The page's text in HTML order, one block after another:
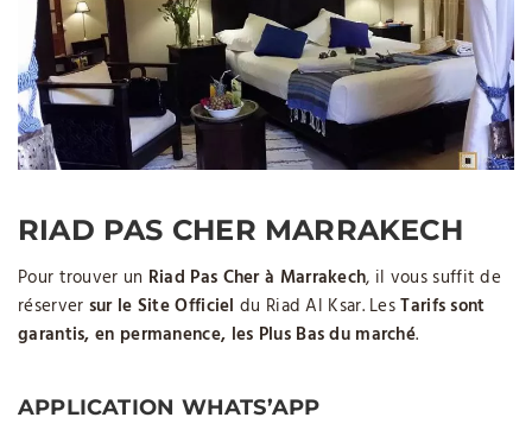
RIAD PAS CHER MARRAKECH
Pour trouver un Riad Pas Cher à Marrakech, il vous suffit de
réserver sur le Site Officiel du Riad Al Ksar. LesTarifs sont
garantis, en permanence, les Plus Bas du marché.
APPLICATION WHATS’APP